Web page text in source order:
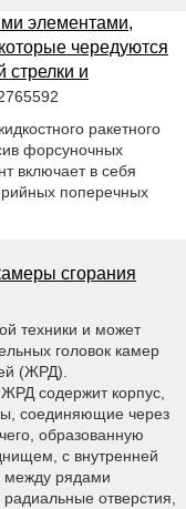
элементами,
чередуются
стрелки и
ракетного
форсуночных
включает в себя
поперечных
сгорания
техники и может
головок камер
(ЖРД).
содержит корпус,
соединяющие через
образованную
с внутренней
между рядами
отверстия,